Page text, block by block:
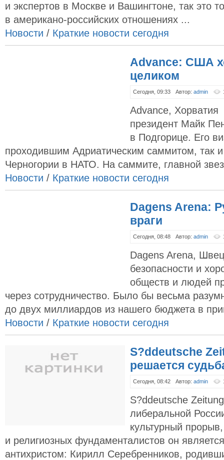
и экспертов в Москве и Вашингтоне, так это
в американо-российских отношениях ...
Новости / Краткие новости сегодня
Advance: США
целиком
Сегодня, 09:33 Автор: admin
Advance, Хорватия
президент Майк
в Подгорице. Его
проходившим Адриатическим саммитом, так
Черногории в НАТО. На саммите, главной
Новости / Краткие новости сегодня
Dagens Arena:
враги
Сегодня, 08:48 Автор: admin
Dagens Arena,
безопасности и
обществ и людей
через сотрудничество. Было бы весьма
до двух миллиардов из нашего бюджета в
Новости / Краткие новости сегодня
S?ddeutsche
решается
Сегодня, 08:42 Автор: admin
S?ddeutsche
либеральной
культурный
и религиозных фундаменталистов он
антихристом: Кирилл Серебренников,